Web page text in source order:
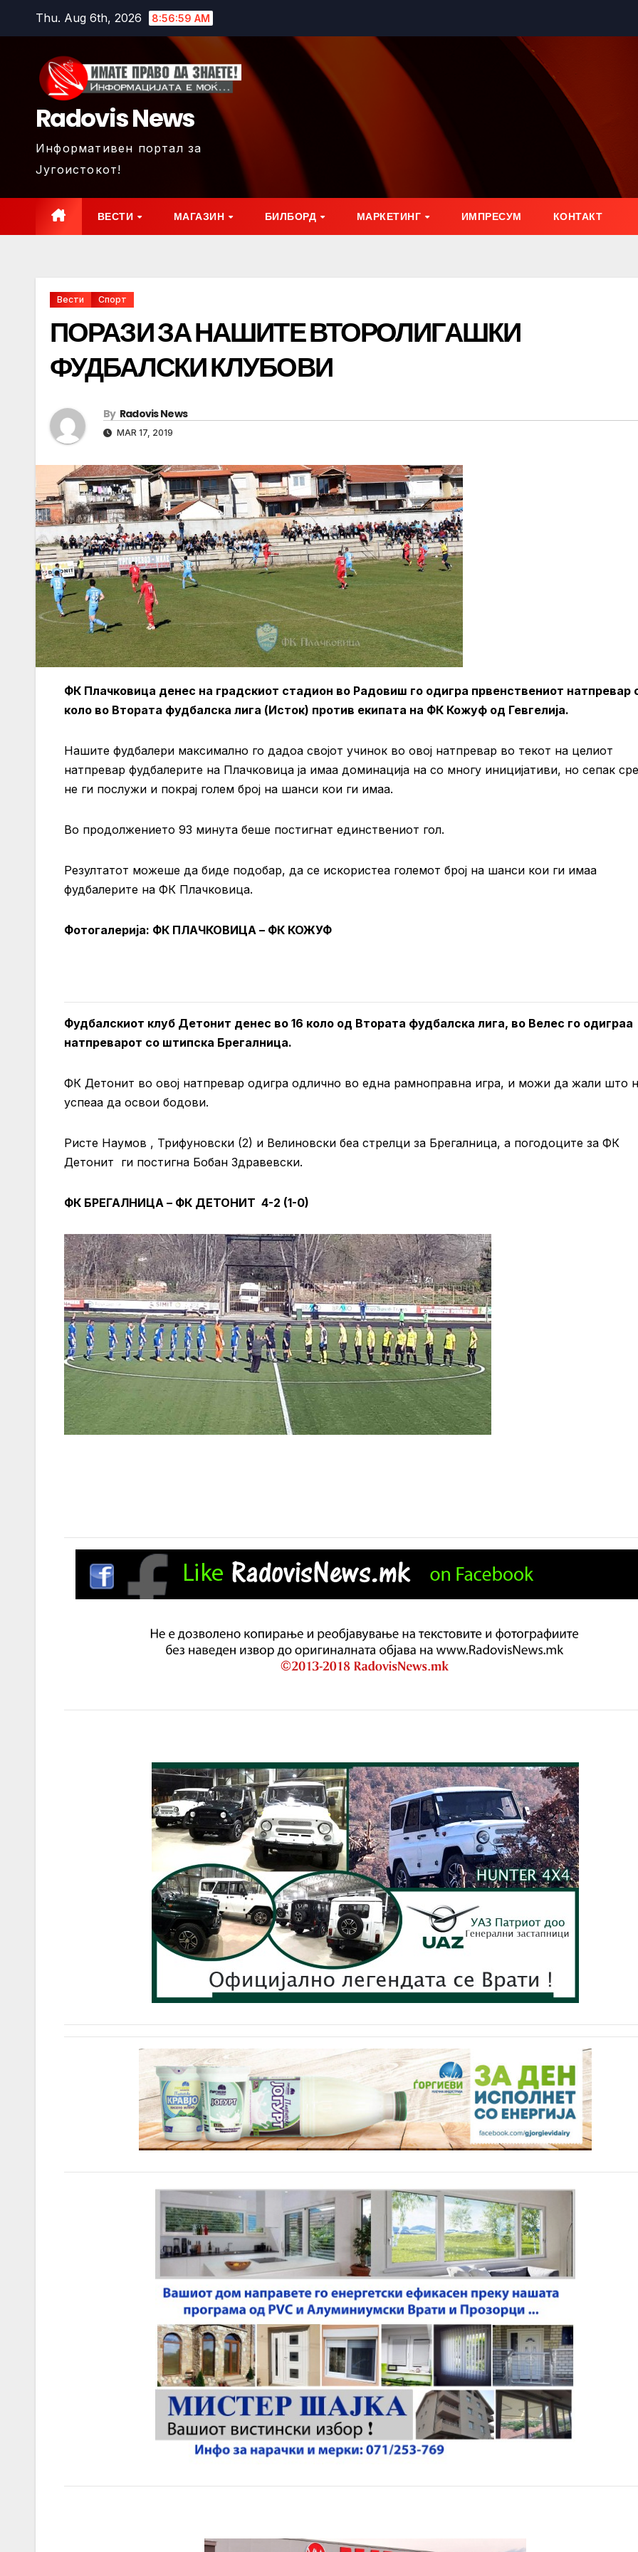
Thu. Aug 6th, 2026 8:57:01 AM
Radovis News
Информативен портал за
Југоистокот!
ВЕСТИ МАГАЗИН БИЛБОРД МАРКЕТИНГ ИМПРЕСУМ КОНТАКТ
Вести Спорт
ПОРАЗИ ЗА НАШИТЕ ВТОРОЛИГАШКИ
ФУДБАЛСКИ КЛУБОВИ
By Radovis News
MAR 17, 2019
ФК Плачковица денес на градскиот стадион во Радовиш го одигра првенствениот натпревар
коло во Втората фудбалска лига (Исток) против екипата на ФК Кожуф од Гевгелија.
Нашите фудбалери максимално го дадоа својот учинок во овој натпревар во текот на целиот
натпревар фудбалерите на Плачковица ја имаа доминација на со многу иницијативи, но сепак
не ги послужи и покрај голем број на шанси кои ги имаа.
Во продолжението 93 минута беше постигнат единствениот гол.
Резултатот можеше да биде подобар, да се искористеа големот број на шанси кои ги имаа
фудбалерите на ФК Плачковица.
Фотогалерија: ФК ПЛАЧКОВИЦА – ФК КОЖУФ
Фудбалскиот клуб Детонит денес во 16 коло од Втората фудбалска лига, во Велес го одиграа
натпреварот со штипска Брегалница.
ФК Детонит во овој натпревар одигра одлично во една рамноправна игра, и можи да жали што
успеаа да освои бодови.
Ристе Наумов , Трифуновски (2) и Велиновски беа стрелци за Брегалница, а погодоците за ФК
Детонит ги постигна Бобан Здравевски.
ФК БРЕГАЛНИЦА – ФК ДЕТОНИТ 4-2 (1-0)